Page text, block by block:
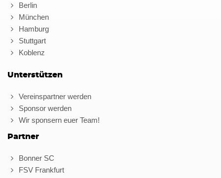
Berlin
München
Hamburg
Stuttgart
Koblenz
Unterstützen
Vereinspartner werden
Sponsor werden
Wir sponsern euer Team!
Partner
Bonner SC
FSV Frankfurt